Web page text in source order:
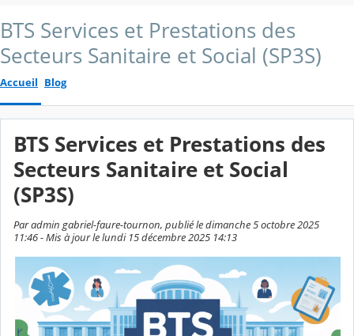
BTS Services et Prestations des
Secteurs Sanitaire et Social (SP3S)
Accueil Blog
BTS Services et Prestations des
Secteurs Sanitaire et Social
(SP3S)
Par admin gabriel-faure-tournon, publié le dimanche 5 octobre 2025
11:46 - Mis à jour le lundi 15 décembre 2025 14:13